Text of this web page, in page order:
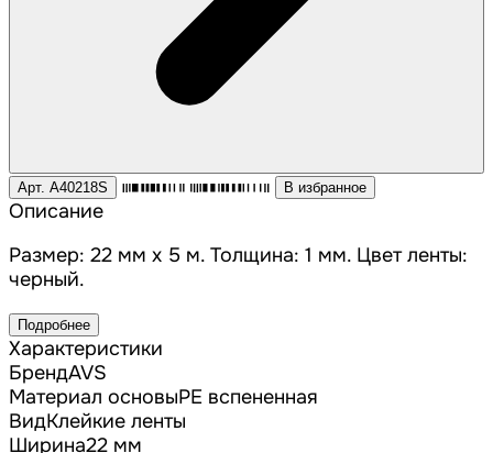
Арт. A40218S В избранное
Описание
Размер: 22 мм x 5 м. Толщина: 1 мм. Цвет ленты:
черный.
Подробнее
Характеристики
БрендAVS
Материал основыPE вспененная
ВидКлейкие ленты
Ширина22 мм